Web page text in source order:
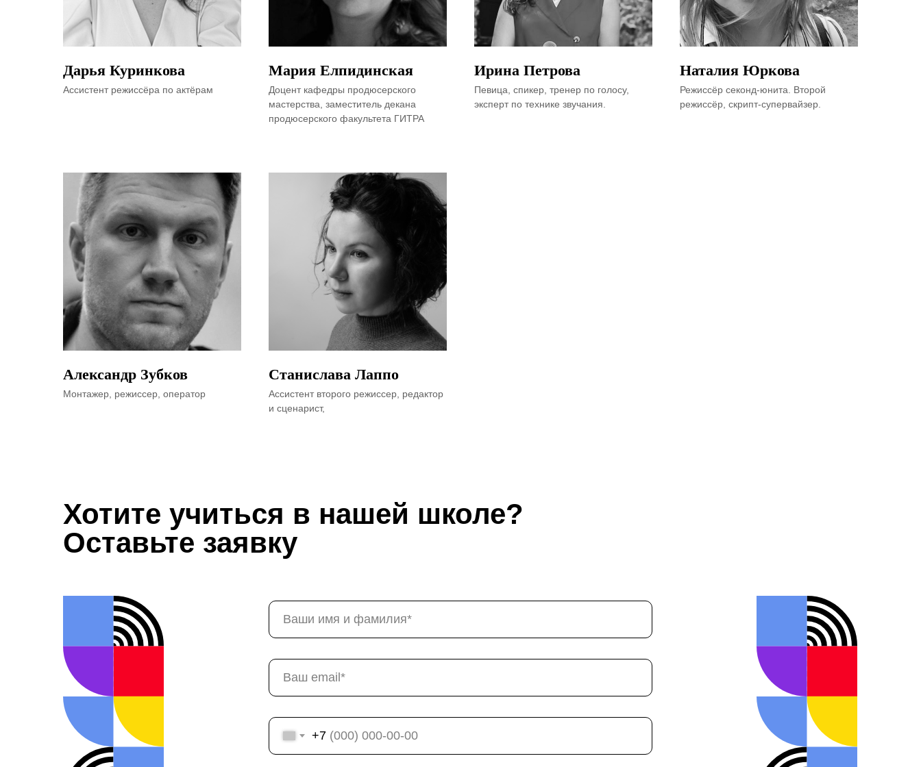
Дарья Куринкова
Ассистент режиссёра по актёрам
Мария Елпидинская
Доцент кафедры продюсерского
мастерства, заместитель декана
продюсерского факультета ГИТРА
Ирина Петрова
Певица, спикер, тренер по голосу,
эксперт по технике звучания.
Наталия Юркова
Режиссёр секонд-юнита. Второй
режиссёр, скрипт-супервайзер.
Александр Зубков
Монтажер, режиссер, оператор
Станислава Лаппо
Ассистент второго режиссер, редактор
и сценарист,
Хотите учиться в нашей школе?
Оставьте заявку
+7